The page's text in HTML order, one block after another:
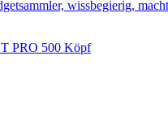
wissbegierig,
PRO 500 Köpf